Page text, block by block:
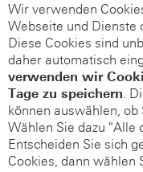
Wir verwenden
Webseite und Dienste
Diese Cookies sind
daher automatisch
verwenden wir
Tage zu speichern.
können auswählen,
Wählen Sie dazu "Alle
Entscheiden Sie sich
Cookies, dann wählen